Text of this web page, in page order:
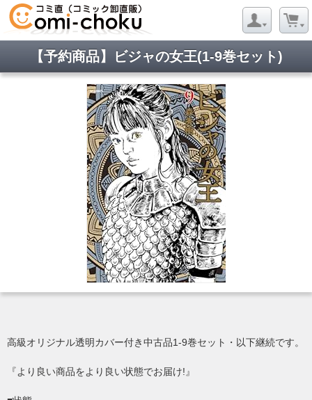
【予約商品】ビジャの女王(1-9巻セット)
高級オリジナル透明カバー付き中古品1-9巻セット・以下継続です。
『より良い商品をより良い状態でお届け!』